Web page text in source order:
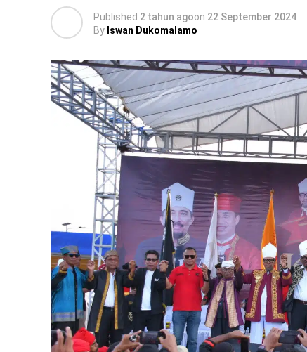
Published 2 tahun agoon 22 September 2024
By Iswan Dukomalamo